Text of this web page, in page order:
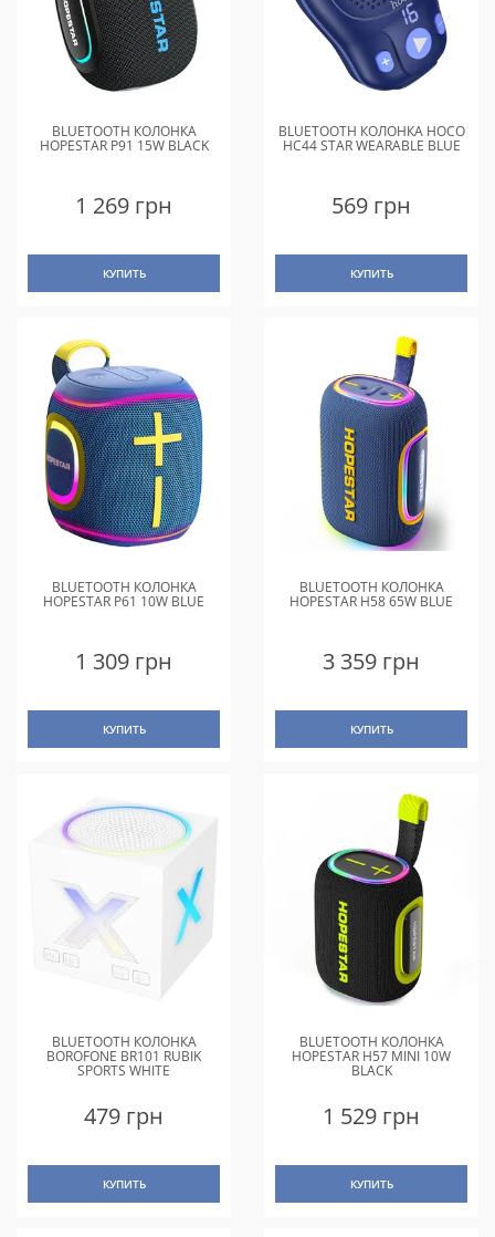
BLUETOOTH КОЛОНКА
HOPESTAR P91 15W BLACK
1 269 грн
КУПИТЬ
BLUETOOTH КОЛОНКА HOCO
HC44 STAR WEARABLE BLUE
569 грн
КУПИТЬ
BLUETOOTH КОЛОНКА
HOPESTAR P61 10W BLUE
1 309 грн
КУПИТЬ
BLUETOOTH КОЛОНКА
HOPESTAR H58 65W BLUE
3 359 грн
КУПИТЬ
BLUETOOTH КОЛОНКА
BOROFONE BR101 RUBIK
SPORTS WHITE
479 грн
КУПИТЬ
BLUETOOTH КОЛОНКА
HOPESTAR H57 MINI 10W
BLACK
1 529 грн
КУПИТЬ